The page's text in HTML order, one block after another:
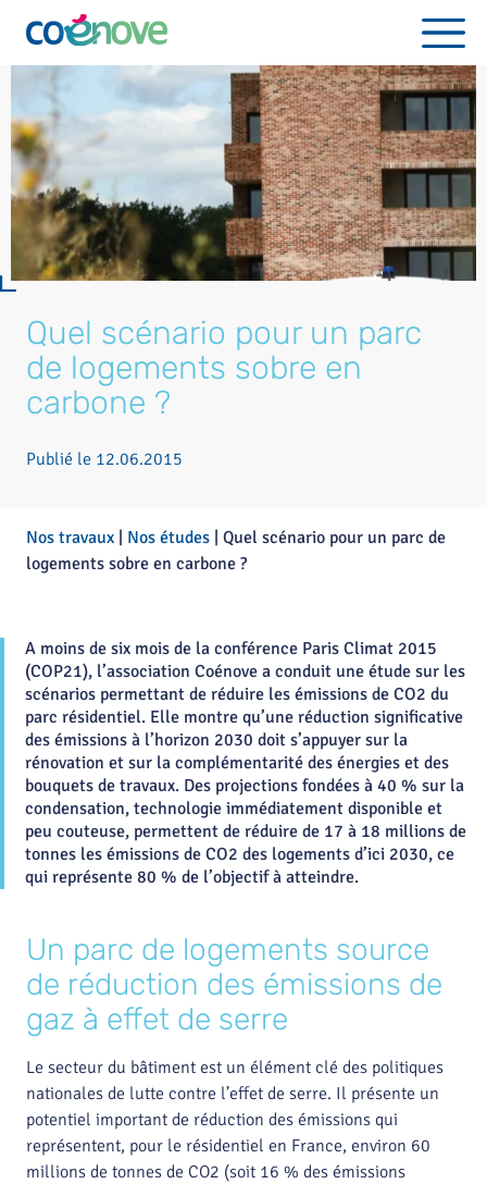
Quel scénario pour un parc
de logements sobre en
carbone ?
Publié le 12.06.2015
Nos travaux Nos études Quel scénario pour un parc de
logements sobre en carbone ?
A moins de six mois de la conférence Paris Climat 2015
(COP21), l’association Coénove a conduit une étude sur les
scénarios permettant de réduire les émissions de CO2 du
parc résidentiel. Elle montre qu’une réduction significative
des émissions à l’horizon 2030 doit s’appuyer sur la
rénovation et sur la complémentarité des énergies et des
bouquets de travaux. Des projections fondées à 40 % sur la
condensation, technologie immédiatement disponible et
peu couteuse, permettent de réduire de 17 à 18 millions de
tonnes les émissions de CO2 des logements d’ici 2030, ce
qui représente 80 % de l’objectif à atteindre.
Un parc de logements source
de réduction des émissions de
gaz à effet de serre
Le secteur du bâtiment est un élément clé des politiques
nationales de lutte contre l’effet de serre. Il présente un
potentiel important de réduction des émissions qui
représentent, pour le résidentiel en France, environ 60
millions de tonnes de CO2 (soit 16 % des émissions